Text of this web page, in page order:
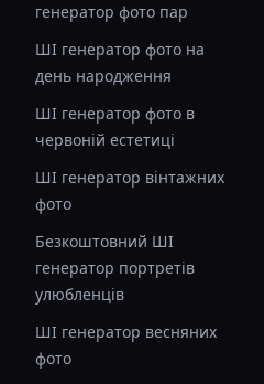
генератор фото пар
ШІ генератор фото на
день народження
ШІ генератор фото в
червоній естетиці
ШІ генератор вінтажних
фото
Безкоштовний ШІ
генератор портретів
улюбленців
ШІ генератор весняних
фото